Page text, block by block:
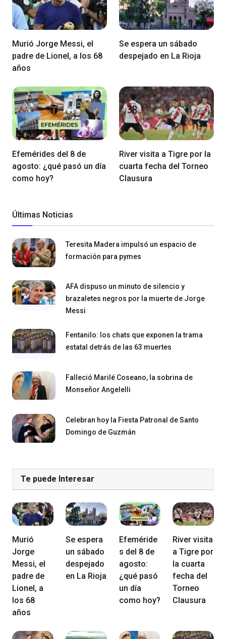
Murió Jorge Messi, el
padre de Lionel, a los 68
años
Se espera un sábado
despejado en La Rioja
Efemérides del 8 de
agosto: ¿qué pasó un día
como hoy?
River visita a Tigre por la
cuarta fecha del Torneo
Clausura
Últimas Noticias
Teresita Madera impulsó un espacio de
formación para pymes
AFA dispuso un minuto de silencio y
brazaletes negros por la muerte de Jorge
Messi
Fentanilo: los chats que exponen la trama
estatal detrás de las 63 muertes
Falleció Marilé Coseano, la sobrina de
Monseñor Angelelli
Celebran hoy la Fiesta Patronal de Santo
Domingo de Guzmán
Te puede Interesar
Murió
Jorge
Messi, el
padre de
Lionel, a
los 68
años
Se espera
un sábado
despejado
en La Rioja
Efeméride
s del 8 de
agosto:
¿qué pasó
un día
como hoy?
River visita
a Tigre por
la cuarta
fecha del
Torneo
Clausura